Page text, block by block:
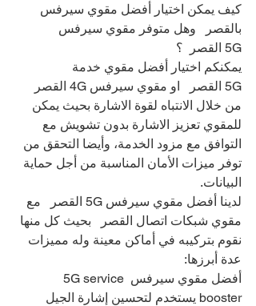
كيف يمكن اختيار أفضل مقوي سيرفس
بالقصر   وهل متوفر مقوي سيرفس
5G القصر  ؟
يمكنكم اختيار أفضل مقوي خدمة
5G القصر   او مقوي سيرفس 4G القصر
من خلال الانتباه لقوة الاشارة بحيث يمكن
للمقوي تعزيز الاشارة بدون تشويش مع
التوافق مع مزود الخدمة، وأيضا التحقق من
توفر ميزات الأمان المناسبة من أجل حماية
البيانات.
لدينا أفضل مقوي سيرفس 5G القصر   مع
مقوي شبكات اتصال القصر   بحيث كل منها
نقوم بتركيبه في أماكن معينة وله مميزات
عدة أبرزها:
أفضل مقوي سيرفس 5G service
booster يستخدم لتحسين إشارة الجيل